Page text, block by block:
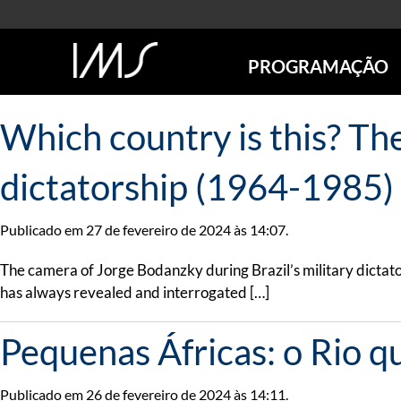
PROGRAMAÇÃO
SÃO PAULO
POÇOS DE CALDAS
EXPOSIÇÕES
EM CARTAZ
FUTURAS
VISITAS MEDIADAS
Which country is this?
dictatorship (1964-
Publicado em 27 de fevereiro de 2024 às 14:07.
The camera of Jorge Bodanzky during Brazil’s military
has always revealed and interrogated […]
Pequenas Áfricas: o Rio
Publicado em 26 de fevereiro de 2024 às 14:11.